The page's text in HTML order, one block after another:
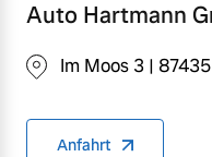
Auto Hartmann
Im Moos 3 |
Anfahrt